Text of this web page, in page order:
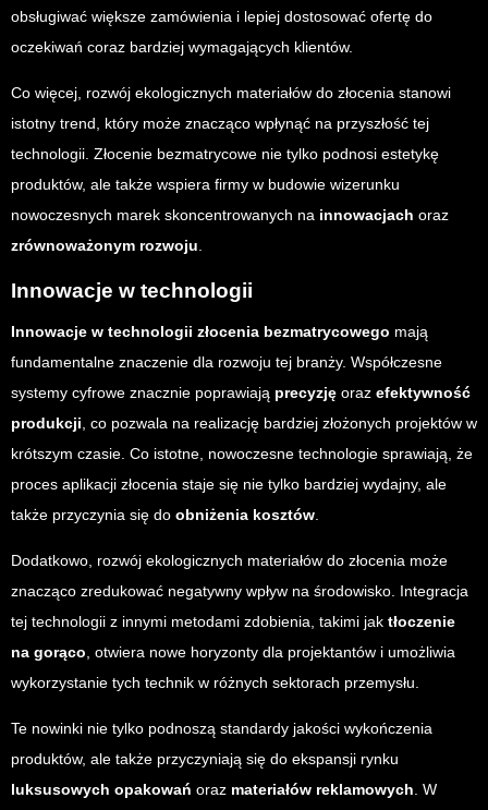
obsługiwać większe zamówienia i lepiej dostosować ofertę do
oczekiwań coraz bardziej wymagających klientów.
Co więcej, rozwój ekologicznych materiałów do złocenia stanowi
istotny trend, który może znacząco wpłynąć na przyszłość tej
technologii. Złocenie bezmatrycowe nie tylko podnosi estetykę
produktów, ale także wspiera firmy w budowie wizerunku
nowoczesnych marek skoncentrowanych na innowacjach oraz
zrównoważonym rozwoju
Innowacje w technologii
Innowacje w technologii złocenia bezmatrycowego mają
fundamentalne znaczenie dla rozwoju tej branży. Współczesne
systemy cyfrowe znacznie poprawiają precyzję oraz efektywność
produkcji, co pozwala na realizację bardziej złożonych projektów w
krótszym czasie. Co istotne, nowoczesne technologie sprawiają, że
proces aplikacji złocenia staje się nie tylko bardziej wydajny, ale
także przyczynia się do obniżenia kosztów.
Dodatkowo, rozwój ekologicznych materiałów do złocenia może
znacząco zredukować negatywny wpływ na środowisko. Integracja
tej technologii z innymi metodami zdobienia, takimi jak tłoczenie
na gorąco, otwiera nowe horyzonty dla projektantów i umożliwia
wykorzystanie tych technik w różnych sektorach przemysłu.
Te nowinki nie tylko podnoszą standardy jakości wykończenia
produktów, ale także przyczyniają się do ekspansji rynku
luksusowych opakowań oraz materiałów reklamowych. W